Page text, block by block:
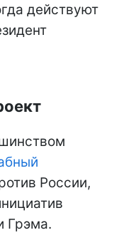
действуют
России,
Грэма.